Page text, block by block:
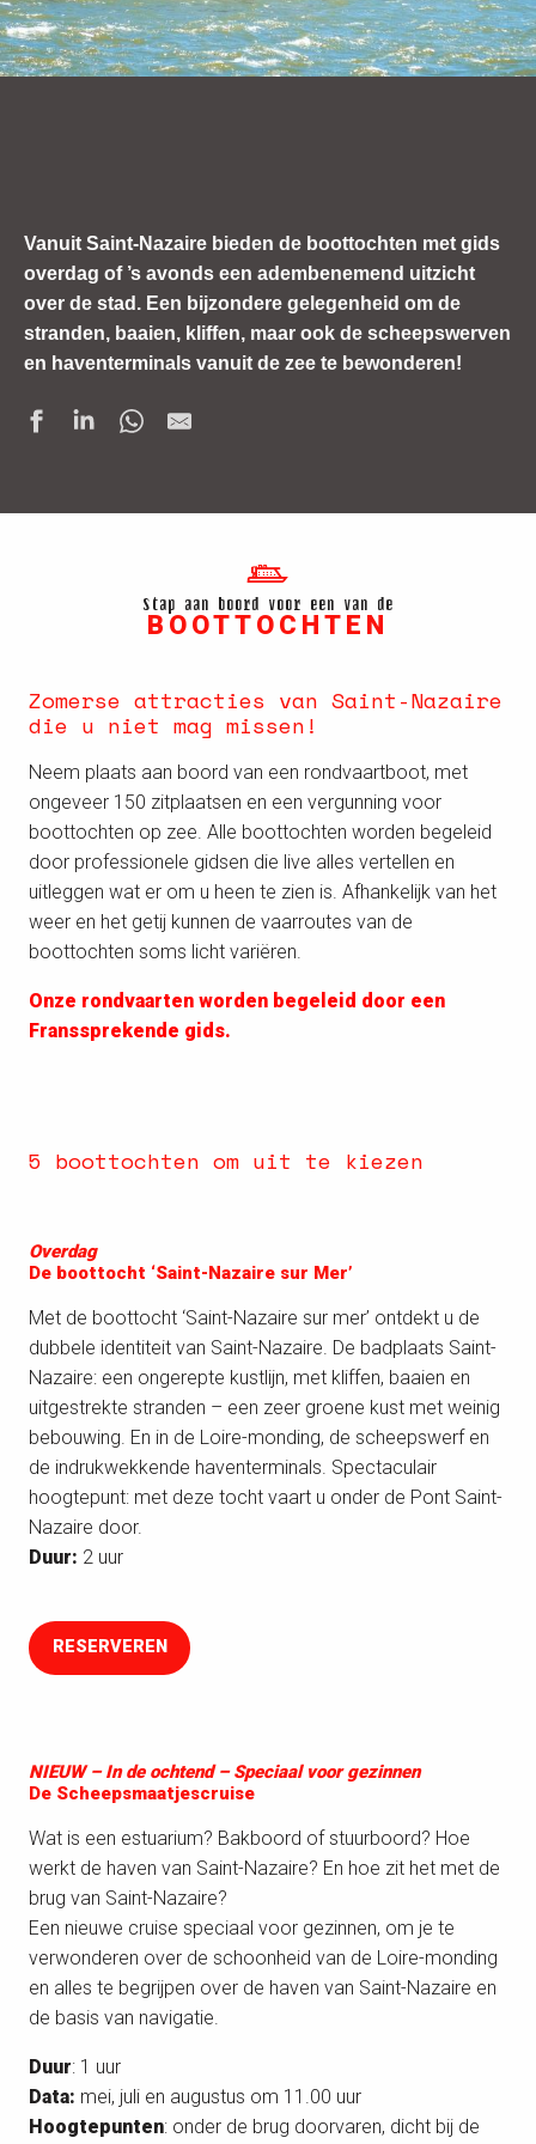
Vanuit Saint-Nazaire bieden de boottochten met gids
overdag of ’s avonds een adembenemend uitzicht
over de stad. Een bijzondere gelegenheid om de
stranden, baaien, kliffen, maar ook de scheepswerven
en haventerminals vanuit de zee te bewonderen!
Stap aan boord voor een van de
BOOTTOCHTEN
Zomerse attracties van Saint-Nazaire
die u niet mag missen!
Neem plaats aan boord van een rondvaartboot, met
ongeveer 150 zitplaatsen en een vergunning voor
boottochten op zee. Alle boottochten worden begeleid
door professionele gidsen die live alles vertellen en
uitleggen wat er om u heen te zien is. Afhankelijk van het
weer en het getij kunnen de vaarroutes van de
boottochten soms licht variëren.
Onze rondvaarten worden begeleid door een
Franssprekende gids.
5 boottochten om uit te kiezen
Overdag
De boottocht ‘Saint-Nazaire sur Mer’
Met de boottocht ‘Saint-Nazaire sur mer’ ontdekt u de
dubbele identiteit van Saint-Nazaire. De badplaats Saint-
Nazaire: een ongerepte kustlijn, met kliffen, baaien en
uitgestrekte stranden – een zeer groene kust met weinig
bebouwing. En in de Loire-monding, de scheepswerf en
de indrukwekkende haventerminals. Spectaculair
hoogtepunt: met deze tocht vaart u onder de Pont Saint-
Nazaire door.
Duur: 2 uur
RESERVEREN
NIEUW – In de ochtend – Speciaal voor gezinnen
De Scheepsmaatjescruise
Wat is een estuarium? Bakboord of stuurboord? Hoe
werkt de haven van Saint-Nazaire? En hoe zit het met de
brug van Saint-Nazaire?
Een nieuwe cruise speciaal voor gezinnen, om je te
verwonderen over de schoonheid van de Loire-monding
en alles te begrijpen over de haven van Saint-Nazaire en
de basis van navigatie.
Duur: 1 uur
Data: mei, juli en augustus om 11.00 uur
Hoogtepunten: onder de brug doorvaren, dicht bij de